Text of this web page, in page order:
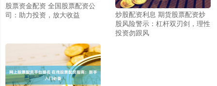
股票资金配资 全国股票配资公
司：助力投资，放大收益
炒股配资利息 期货股票配资炒
股风险警示：杠杆双刃剑，理性
投资勿跟风